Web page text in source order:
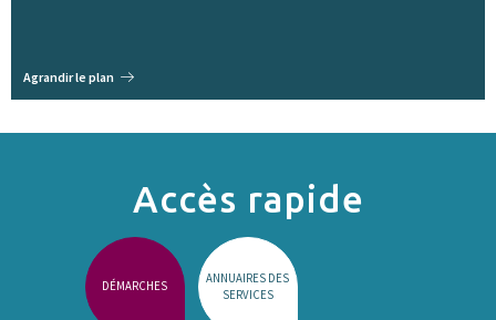
Agrandir le plan
Accès rapide
DÉMARCHES
ANNUAIRES DES
SERVICES